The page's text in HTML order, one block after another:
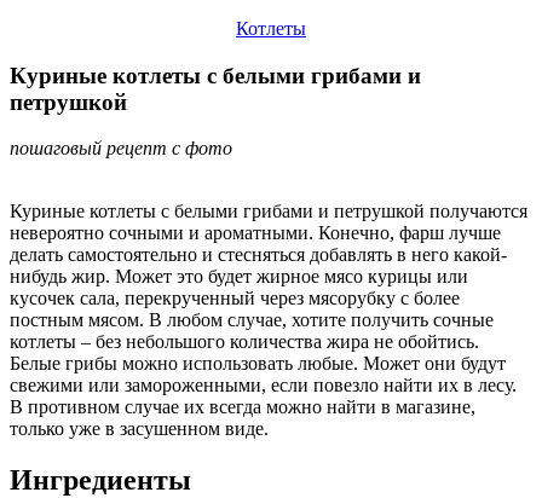
Котлеты
Куриные котлеты с белыми грибами и
петрушкой
пошаговый рецепт с фото
Куриные котлеты с белыми грибами и петрушкой получаются
невероятно сочными и ароматными. Конечно, фарш лучше
делать самостоятельно и стесняться добавлять в него какой-
нибудь жир. Может это будет жирное мясо курицы или
кусочек сала, перекрученный через мясорубку с более
постным мясом. В любом случае, хотите получить сочные
котлеты – без небольшого количества жира не обойтись.
Белые грибы можно использовать любые. Может они будут
свежими или замороженными, если повезло найти их в лесу.
В противном случае их всегда можно найти в магазине,
только уже в засушенном виде.
Ингредиенты